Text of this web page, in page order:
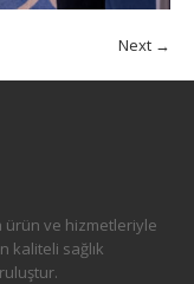
Next →
ürün ve hizmetleriyle
kaliteli sağlık